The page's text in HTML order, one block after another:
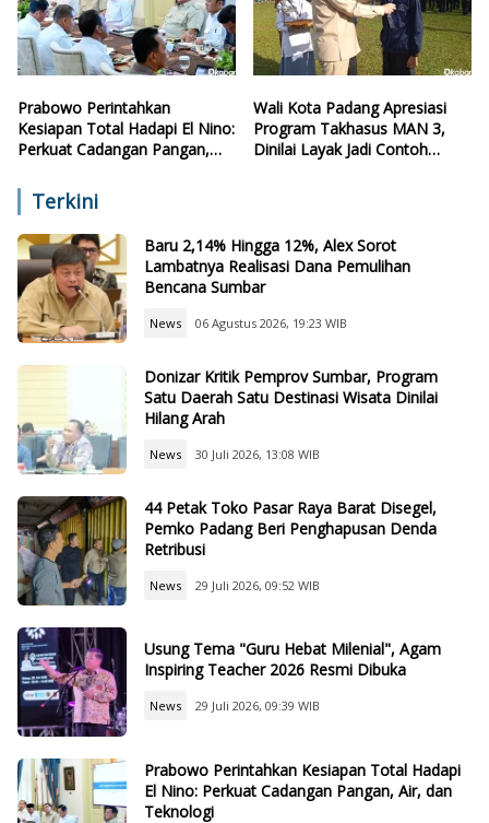
Prabowo Perintahkan
Kesiapan Total Hadapi El Nino:
Perkuat Cadangan Pangan,
Wali Kota Padang Apresiasi
Program Takhasus MAN 3,
Dinilai Layak Jadi Contoh
Terkini
Baru 2,14% Hingga 12%, Alex Sorot
Lambatnya Realisasi Dana Pemulihan
Bencana Sumbar
News 06 Agustus 2026, 19:23 WIB
Donizar Kritik Pemprov Sumbar, Program
Satu Daerah Satu Destinasi Wisata Dinilai
Hilang Arah
News 30 Juli 2026, 13:08 WIB
44 Petak Toko Pasar Raya Barat Disegel,
Pemko Padang Beri Penghapusan Denda
Retribusi
News 29 Juli 2026, 09:52 WIB
Usung Tema "Guru Hebat Milenial", Agam
Inspiring Teacher 2026 Resmi Dibuka
News 29 Juli 2026, 09:39 WIB
Prabowo Perintahkan Kesiapan Total Hadapi
El Nino: Perkuat Cadangan Pangan, Air, dan
Teknologi